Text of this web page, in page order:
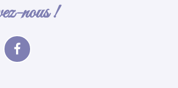
nous !